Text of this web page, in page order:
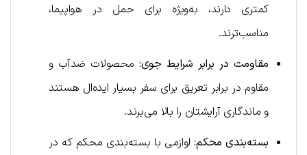
کمتری دارند، به‌ویژه برای حمل در هواپیما،
مناسب‌ترند.
مقاومت در برابر شرایط جوی: محصولات ضدآب و
مقاوم در برابر تعریق برای سفر بسیار ایده‌ال هستند
و ماندگاری آرایشتان را بالا می‌برند.
بسته‌بندی محکم:لوازمی با بسته‌بندی محکم که در